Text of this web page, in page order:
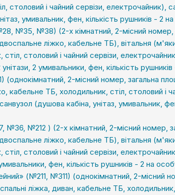
столовий і чайний сервізи, електрочайник),
умивальник, фен, кількість рушників - 2
№35, №38) (2-х кімнатний, 2-місний номер,
ліжко, кабельне ТБ), вітальня
столовий і чайний сервізи,
2 умивальники, фен, кількість
2-місний номер, загальна
кабельне ТБ, холодильник, стіл, столовий і
(душова кабіна, унітаз, умивальник,
№36, №212 ) (2-х кімнатний, 2-місний номер,
ліжко, кабельне ТБ), вітальня
столовий і чайний сервізи,
фен, кількість рушників - 2 на
(№211, №311) (однокімнатний, 2-місний
ліжка, диван, кабельне ТБ, холодильник,